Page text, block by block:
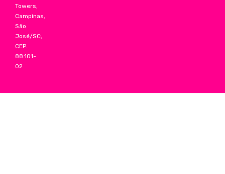
Towers,
Campinas,
São
José/SC,
CEP:
88.101-
02